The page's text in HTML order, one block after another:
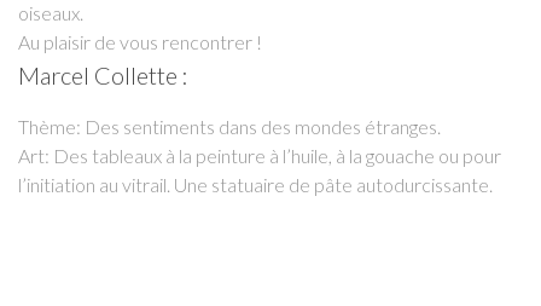
oiseaux.
Au plaisir de vous rencontrer !
Marcel Collette :
Thème: Des sentiments dans des mondes étranges.
Art: Des tableaux à la peinture à l’huile, à la gouache ou pour
l’initiation au vitrail. Une statuaire de pâte autodurcissante.